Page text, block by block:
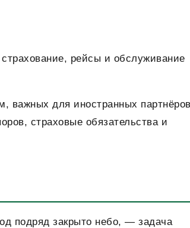
рейсы и обслуживание
важных для иностранных
страховые обязательства и
подряд закрыто небо, — задача